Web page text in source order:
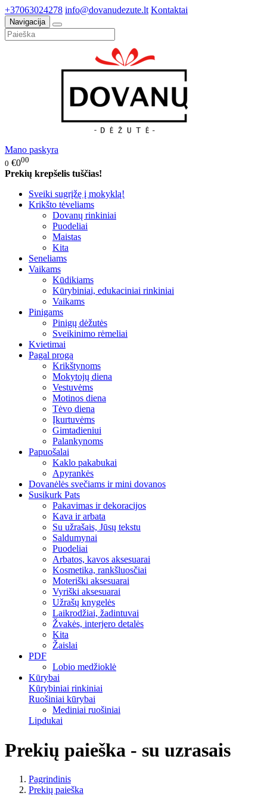
+37063024278 info@dovanudezute.lt Kontaktai
Navigacija
Mano paskyra
0 €000
Prekių krepšelis tuščias!
Sveiki sugrįžę į mokyklą!
Krikšto tėveliams
Dovanų rinkiniai
Puodeliai
Maistas
Kita
Seneliams
Vaikams
Kūdikiams
Kūrybiniai, edukaciniai rinkiniai
Vaikams
Pinigams
Pinigų dėžutės
Sveikinimo rėmeliai
Kvietimai
Pagal progą
Krikštynoms
Mokytojų diena
Vestuvėms
Motinos diena
Tėvo diena
Įkurtuvėms
Gimtadieniui
Palankynoms
Papuošalai
Kaklo pakabukai
Apyrankės
Dovanėlės svečiams ir mini dovanos
Susikurk Pats
Pakavimas ir dekoracijos
Kava ir arbata
Su užrašais, Jūsų tekstu
Saldumynai
Puodeliai
Arbatos, kavos aksesuarai
Kosmetika, rankšluosčiai
Moteriški aksesuarai
Vyriški aksesuarai
Užrašų knygelės
Laikrodžiai, žadintuvai
Žvakės, interjero detalės
Kita
Žaislai
PDF
Lobio medžioklė
Kūrybai
Kūrybiniai rinkiniai
Ruošiniai kūrybai
Mediniai ruošiniai
Lipdukai
Prekių paieška - su uzrasais
Pagrindinis
Prekių paieška